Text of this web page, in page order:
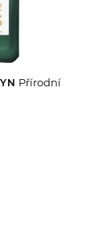
Přírodní